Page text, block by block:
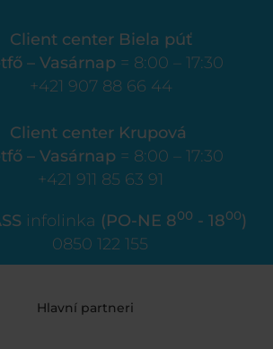
Client center Biela púť
– Vasárnap = 8:00 – 17:30
+421 907 88 66 44
Client center Krupová
– Vasárnap = 8:00 – 17:30
+421 911 85 63 91
infolinka (PO-NE 800 - 1800)
0850 122 155
Hlavní partneri